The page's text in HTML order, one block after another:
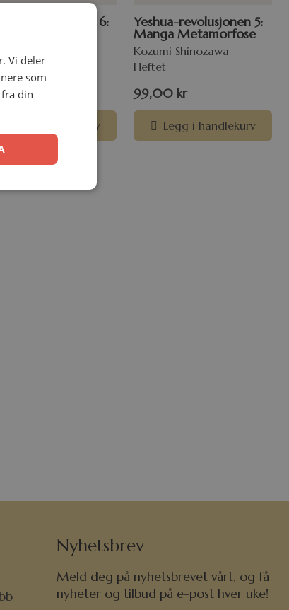
revolusjonen 6:
kr
Legg i handlekurv
Yeshua-revolusjonen 5:
Manga Metamorfose
Kozumi Shinozawa
Heftet
99,00 kr
Legg i handlekurv
Nyhetsbrev
Meld deg på nyhetsbrevet vårt, og få
nyheter og tilbud på e-post hver uke!
Vi deler
som
din